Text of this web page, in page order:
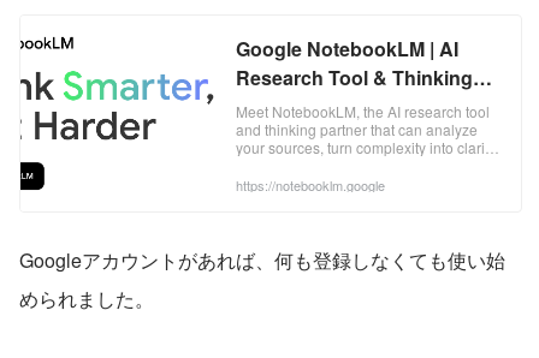
Google NotebookLM | AI
Research Tool & Thinking
Partner
Meet NotebookLM, the AI research tool
and thinking partner that can analyze
your sources, turn complexity into clarity
https://notebooklm.google
Googleアカウントがあれば、何も登録しなくても使い始
められました。